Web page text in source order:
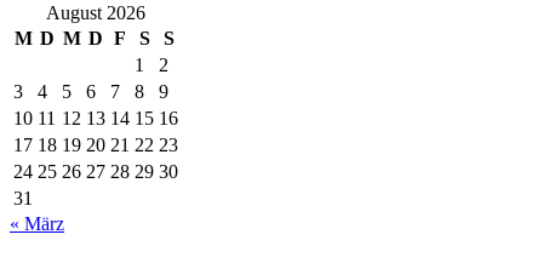
August 2026
M D M D F S
S
1
2
3
4 5 6 7 8
9
10 11 12 13 14 15 16
17 18 19 20 21 22 23
24 25 26 27 28 29 30
31
« März